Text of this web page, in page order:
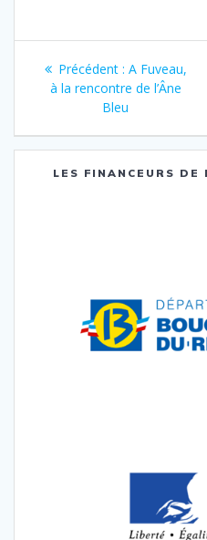
Navigation
de
l’article
Précédent : Article
précédent
A Fuveau,
à la rencontre de l’Âne
Bleu
LES FINANCEURS DE